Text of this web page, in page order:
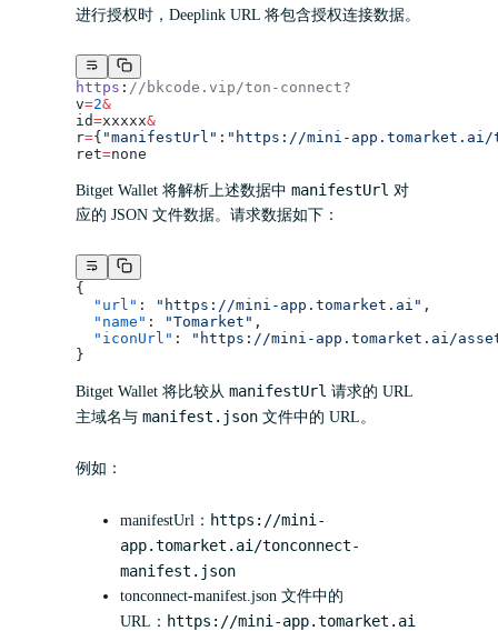
进行授权时，Deeplink URL 将包含授权连接数据。
https : //bkcode.vip/ton-connect?
v=2&
id=xxxxx&
r={ "manifestUrl" : "https://mini-app.tomarket.ai/
ret=none
Bitget Wallet 将解析上述数据中 manifestUrl 对
应的 JSON 文件数据。请求数据如下：
{
  "url"
: "https://mini-app.tomarket.ai" ,
  "name"
: "Tomarket" ,
  "iconUrl"
:
"https://mini-app.tomarket.ai/
}
Bitget Wallet 将比较从 manifestUrl 请求的 URL
主域名与 manifest.json 文件中的 URL。
例如：
manifestUrl： https://mini-
app.tomarket.ai/tonconnect-
manifest.json
tonconnect-manifest.json 文件中的
URL： https://mini-app.tomarket.ai